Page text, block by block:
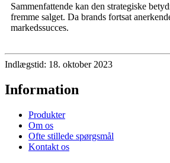
Sammenfattende kan den strategiske
fremme salget. Da brands fortsat
markedssucces.
Indlægstid: 18. oktober 2023
Information
Produkter
Om os
Ofte stillede spørgsmål
Kontakt os